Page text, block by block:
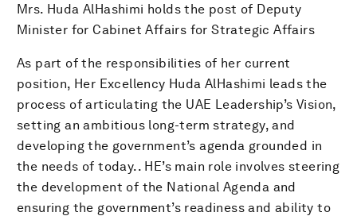
Mrs. Huda AlHashimi holds the post of Deputy
Minister for Cabinet Affairs for Strategic Affairs
As part of the responsibilities of her current
position, Her Excellency Huda AlHashimi leads the
process of articulating the UAE Leadership’s Vision,
setting an ambitious long-term strategy, and
developing the government’s agenda grounded in
the needs of today.. HE’s main role involves steering
the development of the National Agenda and
ensuring the government’s readiness and ability to